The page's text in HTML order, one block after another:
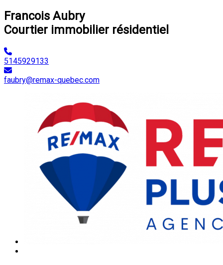
Francois Aubry
Courtier immobilier résidentiel
5145929133
faubry@remax-quebec.com